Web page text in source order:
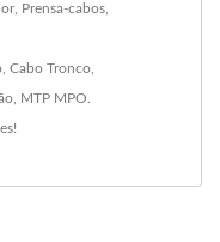
, Prensa-cabos
Cabo Tronco
MTP MPO